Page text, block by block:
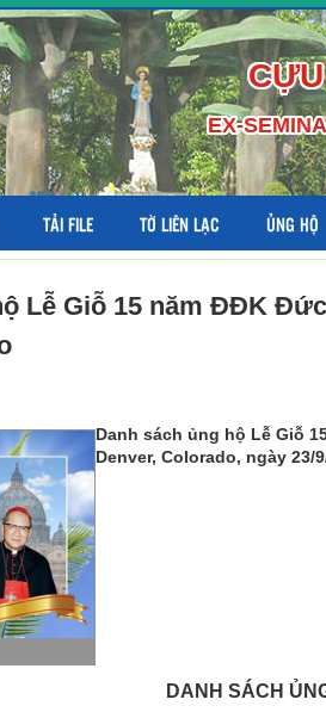
EX-
TẢI FILE TỜ LIÊN LẠC ỦNG HỘ
Lễ Giỗ 15 năm ĐĐK
Danh sách ủng hộ Lễ Giỗ
Denver, Colorado, ngày 23/
DANH SÁCH